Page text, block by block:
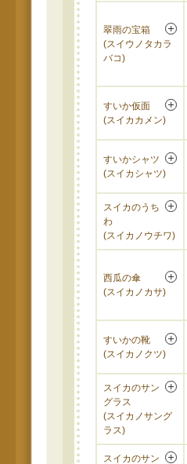
翠雨の宝箱
(スイウノタカラ
バコ)
すいか仮面
(スイカカメン)
すいかシャツ
(スイカシャツ)
スイカのうち
わ
(スイカノウチワ)
西瓜の傘
(スイカノカサ)
すいかの靴
(スイカノクツ)
スイカのサン
グラス
(スイカノサング
ラス)
スイカのサン